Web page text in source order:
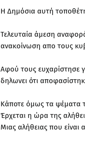
Η Δημόσια αυτή
Τελευταία άμεση
ανακοίνωση απο τους
Αφού τους ευχαρίστησε
δηλωνει ότι
Κάποτε όμως τα ψέματα
Έρχεται η ώρα της
Μιας αλήθειας που